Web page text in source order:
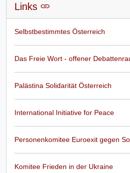
Links
Selbstbestimmtes Österreich
Das Freie Wort - offener
Palästina Solidarität Österreich
International Initiative for Peace
Personenkomitee Euroexit gegen
Komitee Frieden in der Ukraine